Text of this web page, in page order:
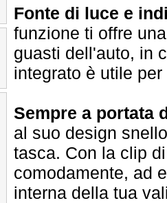
Fonte di luce e
funzione ti offre
guasti dell'auto, in
integrato è utile
Sempre a portata
al suo design
tasca. Con la clip
comodamente, ad
interna della tua